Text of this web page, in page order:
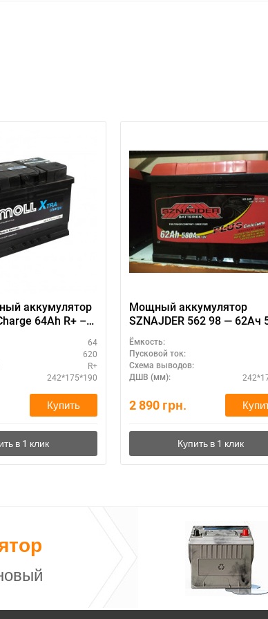
аккумулятор
64Ah R+ –
64
620
R+
242*175*190
Купить
Мощный аккумулятор
SZNAJDER 562 98 — 62Ач
(L+), стартерная АКБ 12V
Ёмкость:
Пусковой ток:
Схема выводов:
ДШВ (мм):
2 890 грн.